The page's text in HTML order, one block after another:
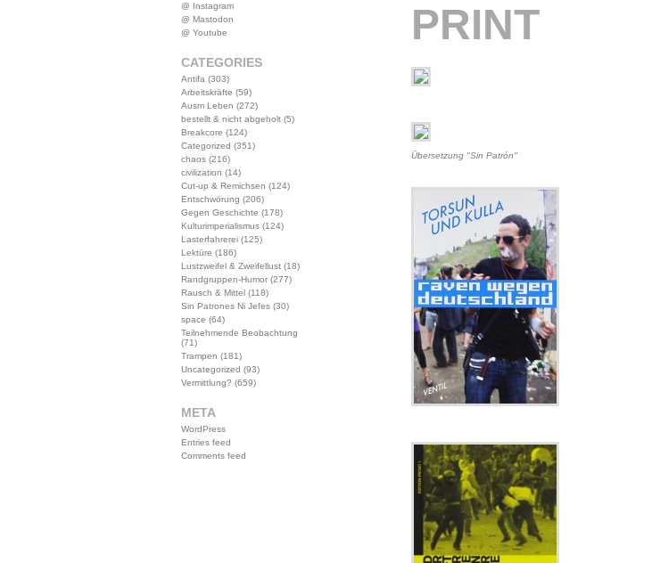
@ Instagram
@ Mastodon
@ Youtube
CATEGORIES
Antifa (303)
Arbeitskräfte (59)
Ausm Leben (272)
bestellt & nicht abgeholt(5)
Breakcore (124)
Categorized (351)
chaos(216)
civilization (14)
Cut-up & Remichsen (124)
Entschwörung (206)
Gegen Geschichte (178)
Kulturimperialismus(124)
Lasterfahrerei(125)
Lektüre (186)
Lustzweifel & Zweifellust(18)
Randgruppen-Humor(277)
Rausch & Mittel(118)
Sin Patrones Ni Jefes(30)
space (64)
Teilnehmende Beobachtung
(71)
Trampen (181)
Uncategorized (93)
Vermittlung? (659)
META
WordPress
Entries feed
Comments feed
PRINT
Übersetzung "Sin Patrón"